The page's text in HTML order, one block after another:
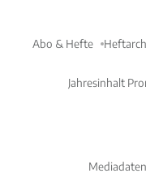
Abo & Hefte
Jahresinhalt